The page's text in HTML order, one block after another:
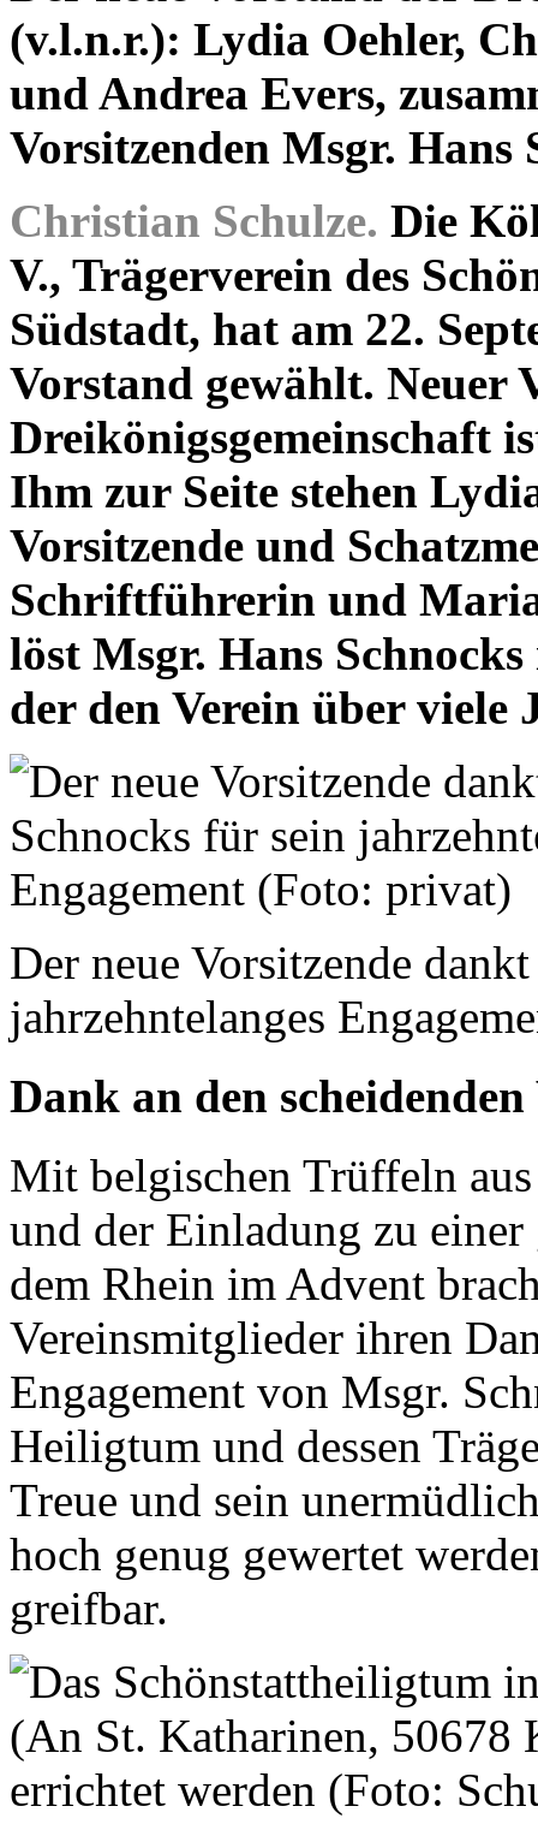
(v.l.n.r.): Lydia Oehler,
und Andrea Evers,
Vorsitzenden Msgr.
Christian Schulze. Die
V., Trägerverein des
Südstadt, hat am 22.
Vorstand gewählt. Neuer
Dreikönigsgemeinschaft
Ihm zur Seite stehen
Vorsitzende und
Schriftführerin und
löst Msgr. Hans
der den Verein über viele
Der neue Vorsitzende
jahrzehntelanges
Dank an den
Mit belgischen Trüffeln
und der Einladung zu
dem Rhein im Advent
Vereinsmitglieder ihren
Engagement von Msgr.
Heiligtum und dessen
Treue und sein
hoch genug gewertet
greifbar.